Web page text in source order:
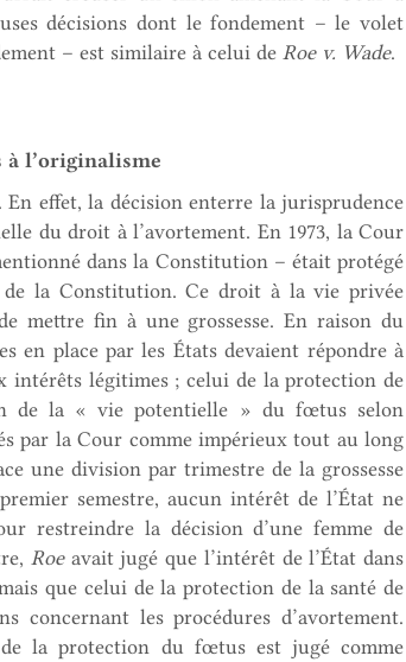
décisions dont le fondement – le volet
– est similaire à celui de Roe v. Wade.
l’originalisme
effet, la décision enterre la jurisprudence
du droit à l’avortement. En 1973, la Cour
dans la Constitution – était protégé
la Constitution. Ce droit à la vie privée
mettre fin à une grossesse. En raison du
en place par les États devaient répondre à
intérêts légitimes ; celui de la protection de
de la « vie potentielle » du fœtus selon
par la Cour comme impérieux tout au long
une division par trimestre de la grossesse
semestre, aucun intérêt de l’État ne
restreindre la décision d’une femme de
Roeavait jugé que l’intérêt de l’État dans
que celui de la protection de la santé de
concernant les procédures d’avortement.
la protection du fœtus est jugé comme